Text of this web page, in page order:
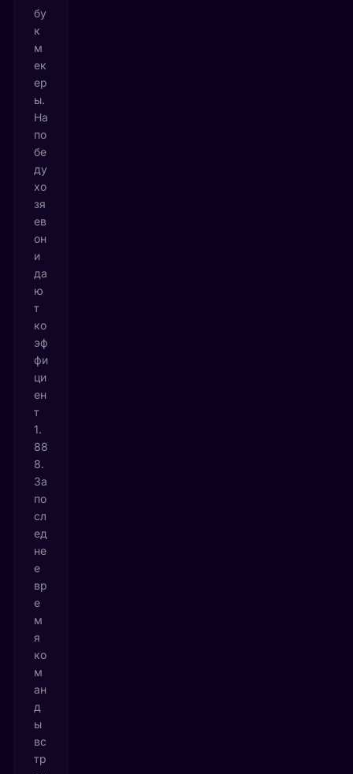
бу
к
м
ек
ер
ы.
На
по
бе
ду
хо
зя
ев
он
и
да
ю
т
ко
эф
фи
ци
ен
т
1.
88
8.
За
по
сл
ед
не
е
вр
е
м
я
ко
м
ан
д
ы
вс
тр